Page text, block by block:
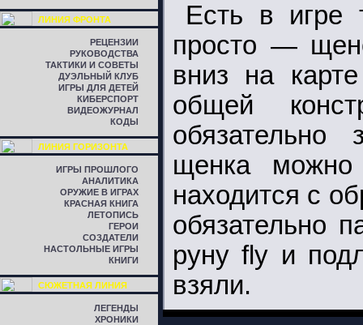
ЛИНИЯ ФРОНТА
РЕЦЕНЗИИ
РУКОВОДСТВА
ТАКТИКИ И СОВЕТЫ
ДУЭЛЬНЫЙ КЛУБ
ИГРЫ ДЛЯ ДЕТЕЙ
КИБЕРСПОРТ
ВИДЕОЖУРНАЛ
КОДЫ
ЛИНИЯ ГОРИЗОНТА
ИГРЫ ПРОШЛОГО
АНАЛИТИКА
ОРУЖИЕ В ИГРАХ
КРАСНАЯ КНИГА
ЛЕТОПИСЬ
ГЕРОИ
СОЗДАТЕЛИ
НАСТОЛЬНЫЕ ИГРЫ
КНИГИ
СЮЖЕТНАЯ ЛИНИЯ
ЛЕГЕНДЫ
ХРОНИКИ
Есть в игре
просто —
вниз на
общей
обязательно
щенка
находится с
обязательно
руну fly и
взяли.